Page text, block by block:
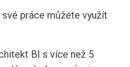
práce můžete využít
BI s více než 5